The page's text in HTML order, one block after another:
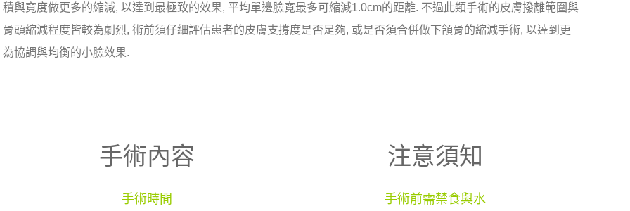
積與寬度做更多的縮減, 以達到最極致的效果, 平均單邊臉寬最多可縮減1.0cm的距離. 不過此類手術的皮膚撥離範圍與
骨頭縮減程度皆較為劇烈, 術前須仔細評估患者的皮膚支撐度是否足夠, 或是否須合併做下頷骨的縮減手術, 以達到更
為協調與均衡的小臉效果.
手術內容
手術時間
注意須知
手術前需禁食與水